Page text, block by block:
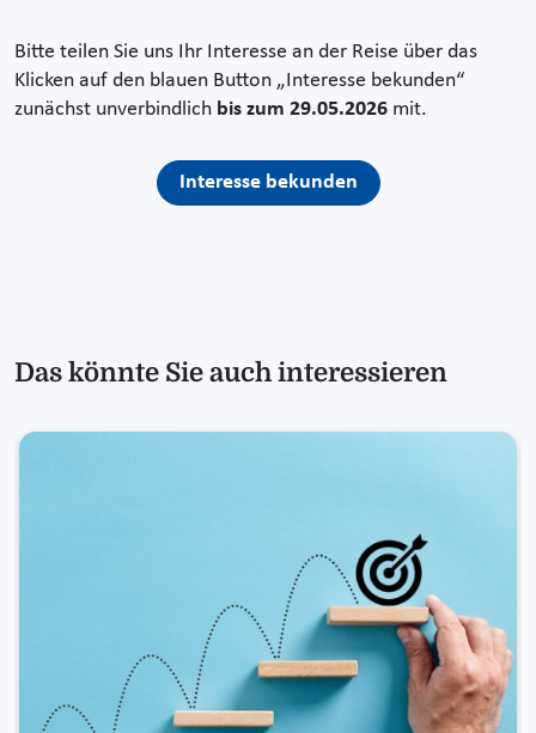
Bitte teilen Sie uns Ihr Interesse an der Reise über das
Klicken auf den blauen Button „Interesse bekunden“
zunächst unverbindlich bis zum 29.05.2026 mit.
Interesse bekunden
Das könnte Sie auch interessieren